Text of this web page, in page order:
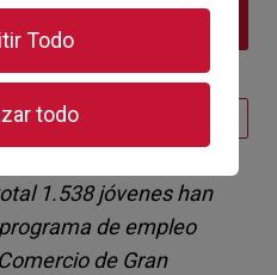
1.538 jóvenes han
de empleo
de Gran
Todo
todo